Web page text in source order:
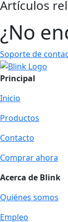
Artículos
¿No
Soporte de
Principal
Inicio
Productos
Contacto
Comprar ahora
Acerca de Blink
Quiénes somos
Empleo